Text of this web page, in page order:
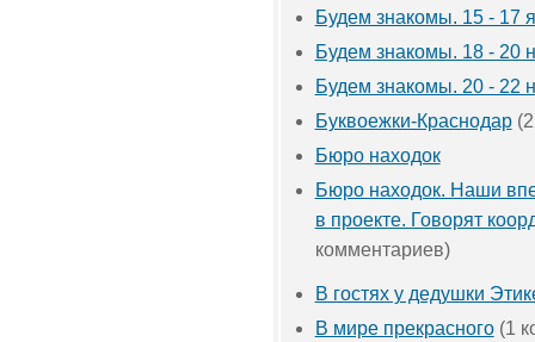
Будем знакомы. 15 - 17
Будем знакомы. 18 - 20
Будем знакомы. 20 - 22
Буквоежки-Краснодар
Бюро находок
Бюро находок. Наши
в проекте. Говорят
комментариев)
В гостях у дедушки
В мире прекрасного(1